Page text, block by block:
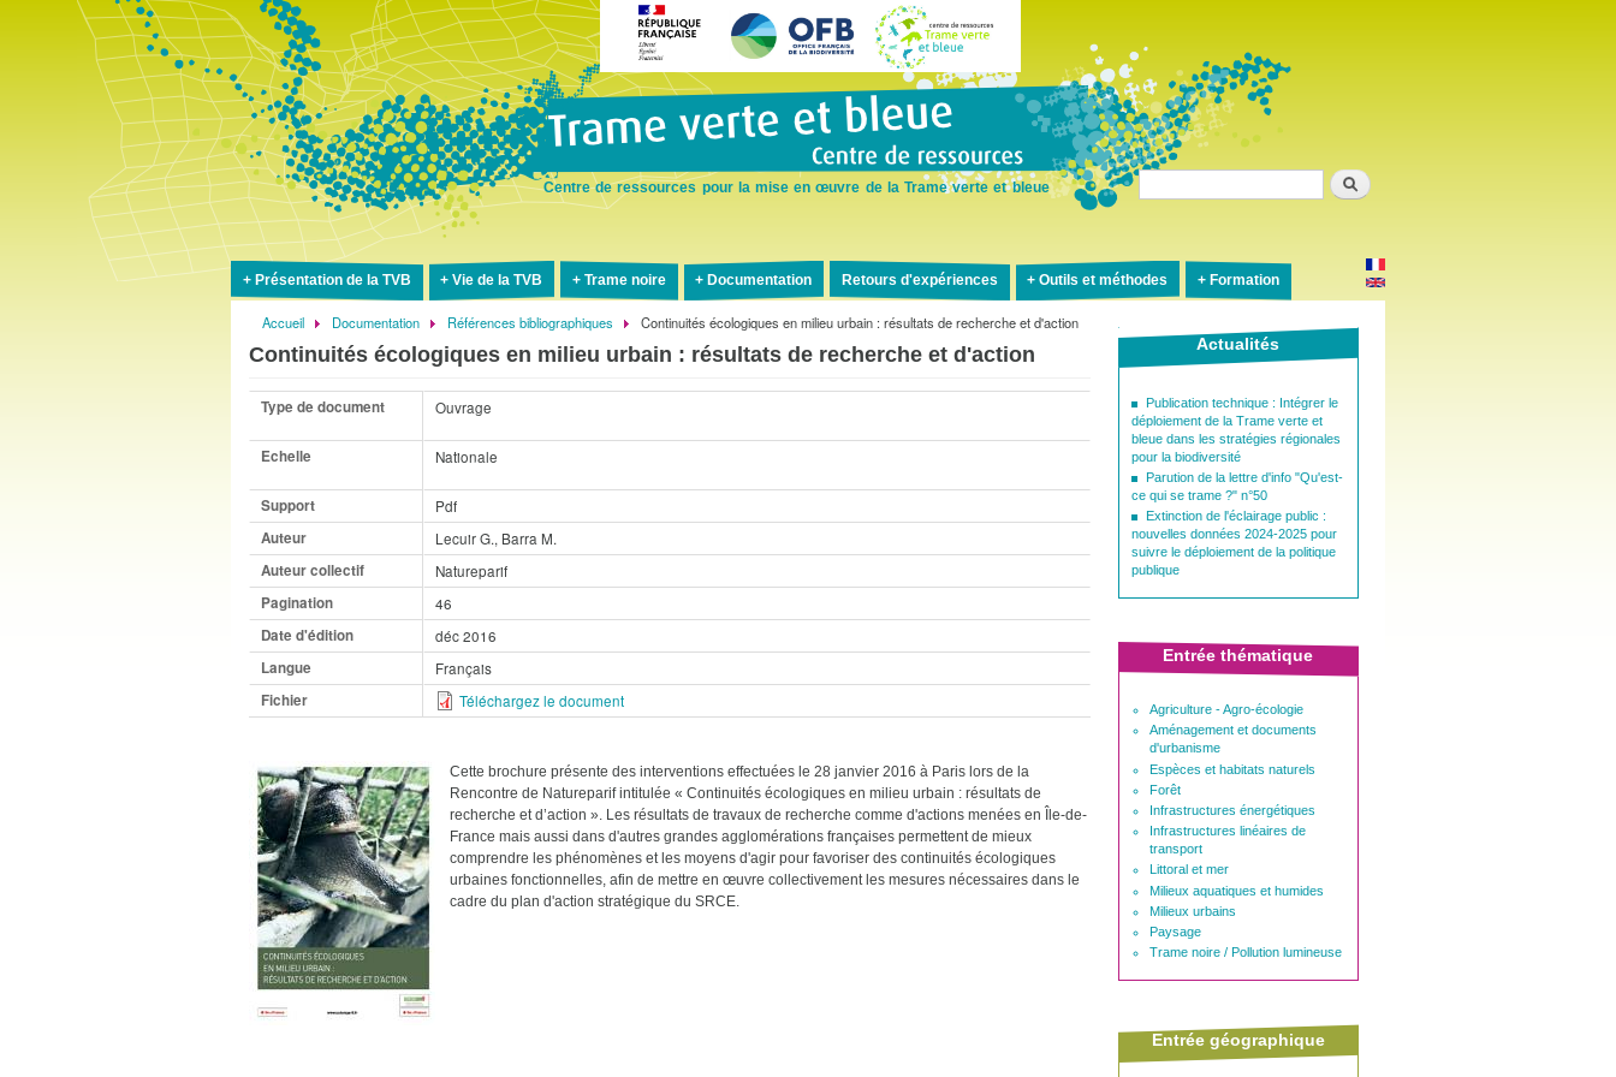
au
contenu
Centre de ressources pour la mise en œuvre de la Trame verte et bleue
Présentation de la TVB Vie de la TVB Trame noire Documentation Retours d'expériences Outils et méthodes Formation
Fil
d'Ariane
Accueil Documentation Références bibliographiques Continuités écologiques en milieu urbain : résultats de recherche et d'action
Continuités écologiques en milieu urbain : résultats de recherche et d'action
Type de document Ouvrage
Echelle Nationale
Support
Pdf
Auteur
Lecuir G., Barra M.
Auteur collectif
Natureparif
Pagination
46
Date d'édition
déc 2016
Langue
Français
Fichier
Téléchargez le document
Cette brochure présente des interventions effectuées le 28 janvier 2016 à Paris lors de la
Rencontre de Natureparif intitulée « Continuités écologiques en milieu urbain : résultats de
recherche et d’action ». Les résultats de travaux de recherche comme d'actions menées en Île-de-
France mais aussi dans d'autres grandes agglomérations françaises permettent de mieux
comprendre les phénomènes et les moyens d'agir pour favoriser des continuités écologiques
urbaines fonctionnelles, afin de mettre en œuvre collectivement les mesures nécessaires dans le
cadre du plan d'action stratégique du SRCE.
Actualités
Publication technique : Intégrer le
déploiement de la Trame verte et
bleue dans les stratégies régionales
pour la biodiversité
Parution de la lettre d'info "Qu'est-
ce qui se trame ?" n°50
Extinction de l'éclairage public :
nouvelles données 2024-2025 pour
suivre le déploiement de la politique
publique
Entrée thématique
Agriculture - Agro-écologie
Aménagement et documents
d'urbanisme
Espèces et habitats naturels
Forêt
Infrastructures énergétiques
Infrastructures linéaires de
transport
Littoral et mer
Milieux aquatiques et humides
Milieux urbains
Paysage
Trame noire / Pollution lumineuse
Entrée géographique